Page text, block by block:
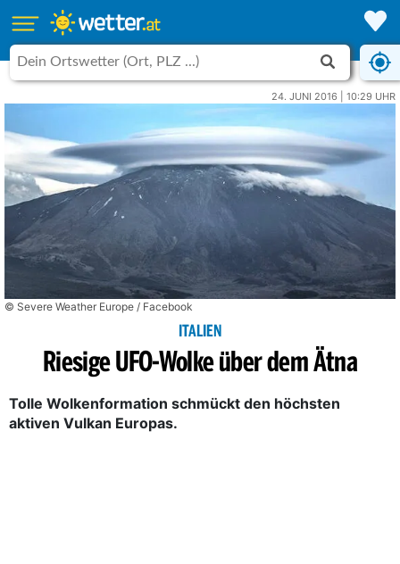
24. JUNI 2016 | 10:29 UHR
© Severe Weather Europe / Facebook
ITALIEN
Riesige UFO-Wolke über dem Ätna
Tolle Wolkenformation schmückt den höchsten
aktiven Vulkan Europas.